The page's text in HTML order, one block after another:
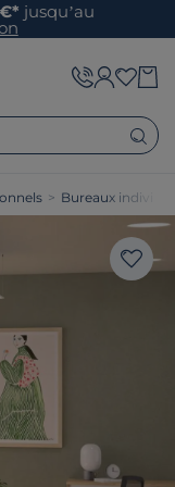
jusqu’au
> Bureaux